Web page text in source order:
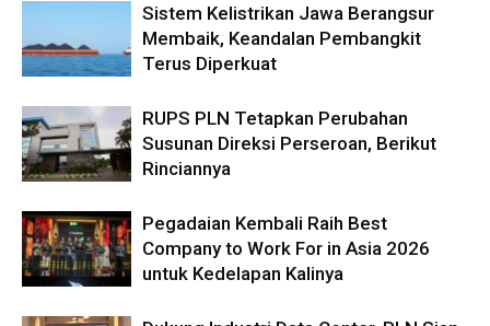
Sistem Kelistrikan Jawa Berangsur
Membaik, Keandalan Pembangkit
Terus Diperkuat
RUPS PLN Tetapkan Perubahan
Susunan Direksi Perseroan, Berikut
Rinciannya
Pegadaian Kembali Raih Best
Company to Work For in Asia 2026
untuk Kedelapan Kalinya